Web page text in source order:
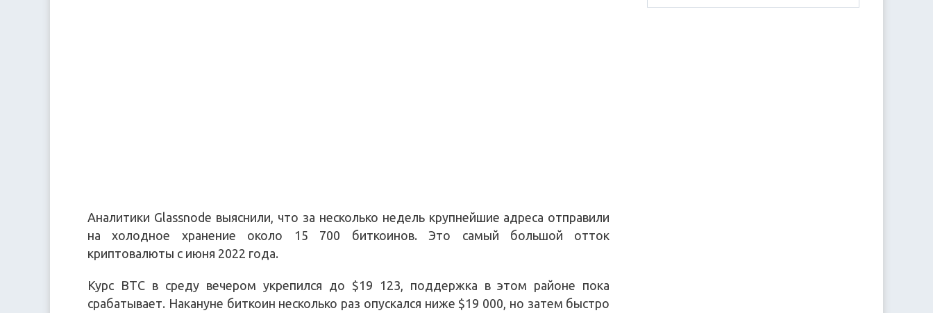
Аналитики Glassnode выяснили, что за несколько недель крупнейшие адреса отправили
на холодное хранение около 15 700 биткоинов. Это самый большой отток
криптовалюты с июня 2022 года.
Курс BTC в среду вечером укрепился до $19 123, поддержка в этом районе пока
срабатывает. Накануне биткоин несколько раз опускался ниже $19 000, но затем быстро